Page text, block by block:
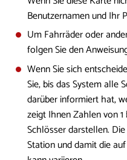
Benutzernamen und Ihr
Um Fahrräder oder
folgen Sie den
Wenn Sie sich
Sie, bis das System alle
darüber informiert hat,
zeigt Ihnen Zahlen von
Schlösser darstellen.
Station und damit die